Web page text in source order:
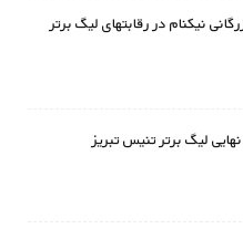
نیکنام در رقابتهای لیگ برتر
لیگ برتر تنیس تبریز